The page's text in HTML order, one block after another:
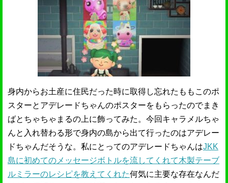
身内からお土産に住民だった時に取得し忘れたももこのポ
スターとアデレードちゃんのポスターをもらったのでまき
ばとちゃちゃまるの上に飾ってみた。今回キャラメルちゃ
んと入れ替わる形で身内の島から出て行ったのはアデレー
ドちゃんだそうな。私にとってのアデレードちゃんはJKK
島に初めてのメッセージボトルを流してくれて木製テーブ
ルミラーのレシピを教えてくれた何気に主要な存在なんだ